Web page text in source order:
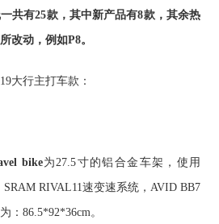
共有25款，其中新产品有8款，其余热
改动，例如P8。
大行主打车款：
bike为27.5寸的铝合金车架，使用
RIVAL11速变速系统，AVID BB7
：86.5*92*36cm。